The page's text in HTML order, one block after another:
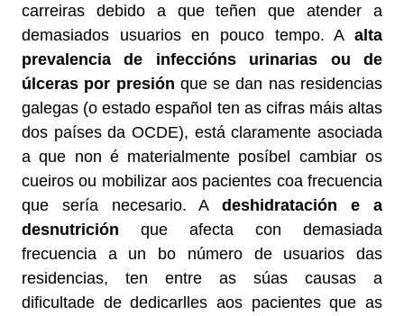
carreiras debido a que teñen que atender a
demasiados usuarios en pouco tempo. A alta
prevalencia de infeccións urinarias ou de
úlceras por presión que se dan nas residencias
galegas (o estado español ten as cifras máis altas
dos países da OCDE), está claramente asociada
a que non é materialmente posíbel cambiar os
cueiros ou mobilizar aos pacientes coa frecuencia
que sería necesario. Adeshidratación e a
desnutrición que afecta con demasiada
frecuencia a un bo número de usuarios das
residencias, ten entre as súas causas a
dificultade de dedicarlles aos pacientes que as